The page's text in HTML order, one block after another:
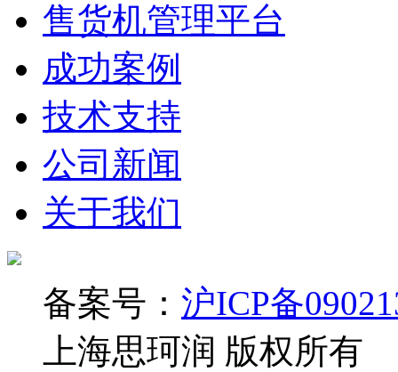
售货机管理平台
成功案例
技术支持
公司新闻
关于我们
备案号： 沪ICP备
上海思珂润 版权所有